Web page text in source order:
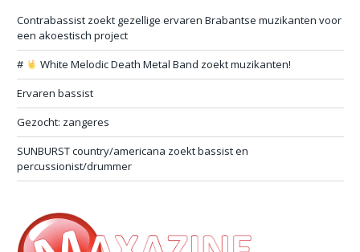
Contrabassist zoekt gezellige ervaren Brabantse muzikanten voor
een akoestisch project
#
White Melodic Death Metal Band zoekt muzikanten!
Ervaren bassist
Gezocht: zangeres
SUNBURST country/americana zoekt bassist en
percussionist/drummer